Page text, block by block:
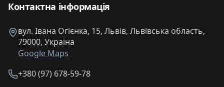
Контактна інформація
вул. Івана Огієнка, 15, Львів, Львівська область,
79000, Україна
Google Maps
+380 (97) 678-59-78